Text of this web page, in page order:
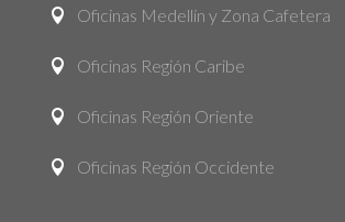
 Oficinas Medellín y Zona Cafetera
 Oficinas Región Caribe
 Oficinas Región Oriente
 Oficinas Región Occidente